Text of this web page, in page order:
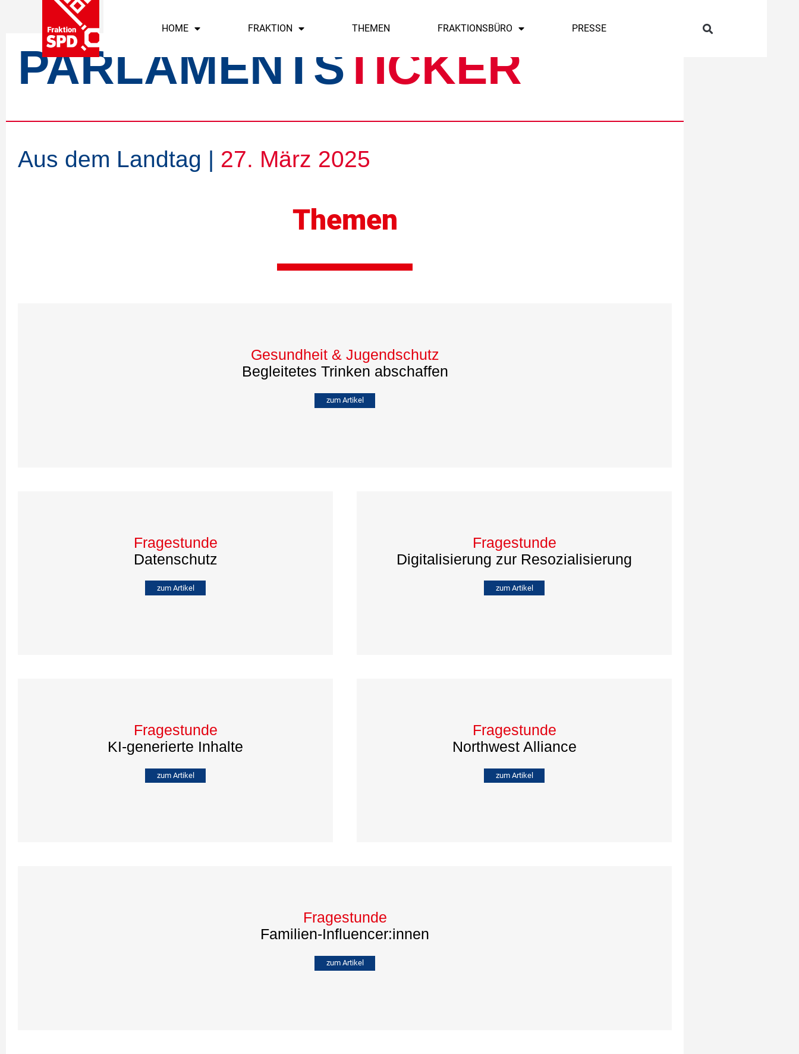
HOME FRAKTION THEMEN FRAKTIONSBÜRO PRESSE
PARLAMENTS TICKER
Aus dem Landtag | 27. März 2025
Themen
Gesundheit & Jugendschutz
Begleitetes Trinken abschaffen
zum Artikel
Fragestunde
Datenschutz
zum Artikel
Fragestunde
Digitalisierung zur Resozialisierung
zum Artikel
Fragestunde
KI-generierte Inhalte
zum Artikel
Fragestunde
Northwest Alliance
zum Artikel
Fragestunde
Familien-Influencer:innen
zum Artikel